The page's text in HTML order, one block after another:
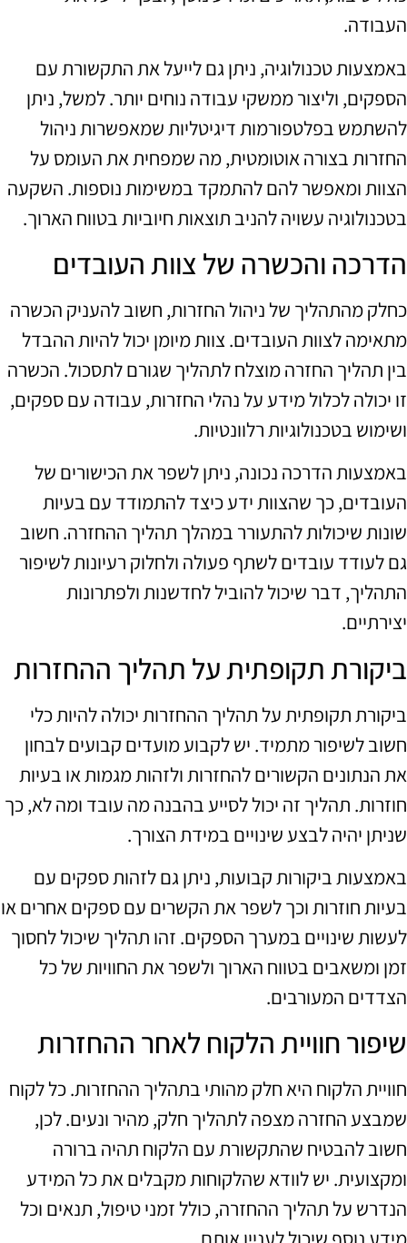
העבודה.
באמצעות טכנולוגיה, ניתן גם לייעל את התקשורת עם
הספקים, וליצור ממשקי עבודה נוחים יותר. למשל, ניתן
להשתמש בפלטפורמות דיגיטליות שמאפשרות ניהול
החזרות בצורה אוטומטית, מה שמפחית את העומס על
הצוות ומאפשר להם להתמקד במשימות נוספות. השקעה
בטכנולוגיה עשויה להניב תוצאות חיוביות בטווח הארוך.
הדרכה והכשרה של צוות העובדים
כחלק מהתהליך של ניהול החזרות, חשוב להעניק הכשרה
מתאימה לצוות העובדים. צוות מיומן יכול להיות ההבדל
בין תהליך החזרה מוצלח לתהליך שגורם לתסכול. הכשרה
זו יכולה לכלול מידע על נהלי החזרות, עבודה עם ספקים,
ושימוש בטכנולוגיות רלוונטיות.
באמצעות הדרכה נכונה, ניתן לשפר את הכישורים של
העובדים, כך שהצוות ידע כיצד להתמודד עם בעיות
שונות שיכולות להתעורר במהלך תהליך ההחזרה. חשוב
גם לעודד עובדים לשתף פעולה ולחלוק רעיונות לשיפור
התהליך, דבר שיכול להוביל לחדשנות ולפתרונות
יצירתיים.
ביקורת תקופתית על תהליך ההחזרות
ביקורת תקופתית על תהליך ההחזרות יכולה להיות כלי
חשוב לשיפור מתמיד. יש לקבוע מועדים קבועים לבחון
את הנתונים הקשורים להחזרות ולזהות מגמות או בעיות
חוזרות. תהליך זה יכול לסייע בהבנה מה עובד ומה לא, כך
שניתן יהיה לבצע שינויים במידת הצורך.
באמצעות ביקורות קבועות, ניתן גם לזהות ספקים עם
בעיות חוזרות וכך לשפר את הקשרים עם ספקים אחרים או
לעשות שינויים במערך הספקים. זהו תהליך שיכול לחסוך
זמן ומשאבים בטווח הארוך ולשפר את החוויות של כל
הצדדים המעורבים.
שיפור חוויית הלקוח לאחר ההחזרות
חוויית הלקוח היא חלק מהותי בתהליך ההחזרות. כל לקוח
שמבצע החזרה מצפה לתהליך חלק, מהיר ונעים. לכן,
חשוב להבטיח שהתקשורת עם הלקוח תהיה ברורה
ומקצועית. יש לוודא שהלקוחות מקבלים את כל המידע
הנדרש על תהליך ההחזרה, כולל זמני טיפול, תנאים וכל